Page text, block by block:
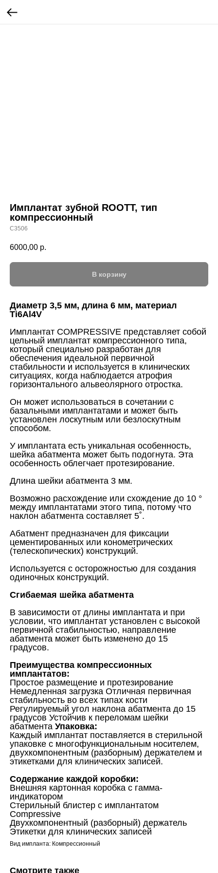
Имплантат зубной ROOTT, тип
компрессионный
С3506
6000,00 р.
В корзину
Диаметр 3,5 мм, длина 6 мм, материал
Ti6Al4V
Имплантат COMPRESSIVE представляет собой
цельный имплантат компрессионного типа,
который специально разработан для
обеспечения идеальной первичной
стабильности и используется в клинических
ситуациях, когда наблюдается атрофия
горизонтального альвеолярного отростка.
Он может использоваться в сочетании с
базальными имплантатами и может быть
установлен лоскутным или безлоскутным
способом.
У имплантата есть уникальная особенность,
шейка абатмента может быть подогнута. Эта
особенность облегчает протезирование.
Длина шейки абатмента 3 мм.
Возможно расхождение или схождение до 10 °
между имплантатами этого типа, потому что
наклон абатмента составляет 5˚.
Абатмент предназначен для фиксации
цементированных или конометрических
(телескопических) конструкций.
Используется с осторожностью для создания
одиночных конструкций.
Сгибаемая шейка абатмента
В зависимости от длины имплантата и при
условии, что имплантат установлен с высокой
первичной стабильностью, направление
абатмента может быть изменено до 15
градусов.
Преимущества компрессионных
имплантатов:
Простое размещение и протезирование
Немедленная загрузка Отличная первичная
стабильность во всех типах кости
Регулируемый угол наклона абатмента до 15
градусов Устойчив к переломам шейки
абатмента Упаковка:
Каждый имплантат поставляется в стерильной
упаковке с многофункциональным носителем,
двухкомпонентным (разборным) держателем и
этикетками для клинических записей.
Содержание каждой коробки:
Внешняя картонная коробка с гамма-
индикатором
Стерильный блистер с имплантатом
Compressive
Двухкомпонентный (разборный) держатель
Этикетки для клинических записей
Вид импланта: Компрессионный
Смотрите также